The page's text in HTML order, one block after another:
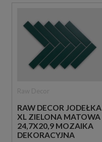
RAW DECOR JODEŁKA
XL ZIELONA MATOWA
24,7X20,9 MOZAIKA
DEKORACYJNA